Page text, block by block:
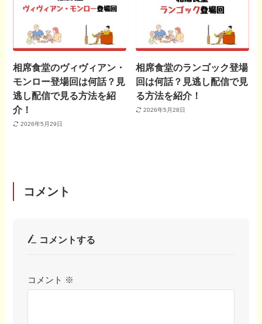
相席食堂のヴィヴィアン・
モンロー登場回は何話？見
逃し配信で見る方法を紹
介！
2026年5月29日
相席食堂のランゴック登場
回は何話？見逃し配信で見
る方法を紹介！
2026年5月28日
コメント
コメントする
コメント ※